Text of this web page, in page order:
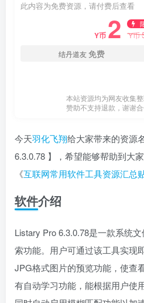
此内容为免费资源，请付费后查看
Y币 2 Y币
结丹道友免费
本站资源均为网友收集
赞助不支持退款，谢谢
今天羽化飞翔给大家带来的资源
6.3.0.78 】，希望能够帮助到大
《互联网常用软件工具资源汇总
软件介绍
Listary Pro 6.3.0.78是一款系统
索功能。用户可通过该工具实现
JPG格式图片的预览功能，使查
有自动学习功能，能根据用户使